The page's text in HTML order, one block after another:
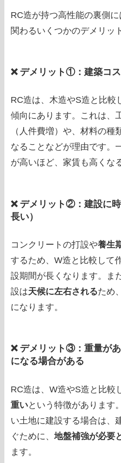
RC造が持つ高性能の裏側
関わるいくつかのデメリッ
❌ デメリット①：建築コ
RC造は、木造やS造と比較
傾向にあります。これは、
（人件費増）や、材料の種
なることなどが理由です。
が高いほど、家賃も高くな
❌ デメリット②：建設に
長い）
コンクリートの打設や養生
するため、W造と比較して
設期間が長くなります。ま
設は天候に左右されるため
になります。
❌ デメリット③：重量が
になる場合がある
RC造は、W造やS造と比較
重いという特徴があります
い土地に建設する場合は、
ぐために、地盤補強が必要
ます。